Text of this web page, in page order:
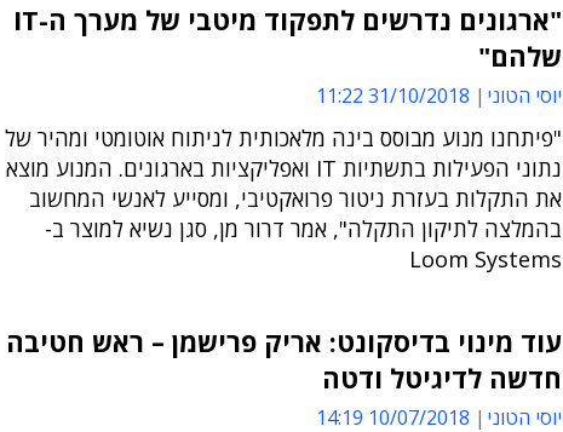
"ארגונים נדרשים לתפקוד מיטבי של מערך ה-IT
שלהם"
יוסי הטוני 31/10/2018 11:22
"פיתחנו מנוע מבוסס בינה מלאכותית לניתוח אוטומטי ומהיר של
נתוני הפעילות בתשתיות IT ואפליקציות בארגונים. המנוע מוצא
את התקלות בעזרת ניטור פרואקטיבי, ומסייע לאנשי המחשוב
בהמלצה לתיקון התקלה", אמר דרור מן, סגן נשיא למוצר ב-
Loom Systems
עוד מינוי בדיסקונט: אריק פרישמן – ראש חטיבה
חדשה לדיגיטל ודטה
יוסי הטוני 10/07/2018 14:19